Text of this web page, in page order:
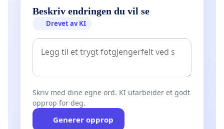
Beskriv endringen du vil se
Drevet av KI
Skriv med dine egne ord. KI utarbeider et godt
opprop for deg.
Generer opprop